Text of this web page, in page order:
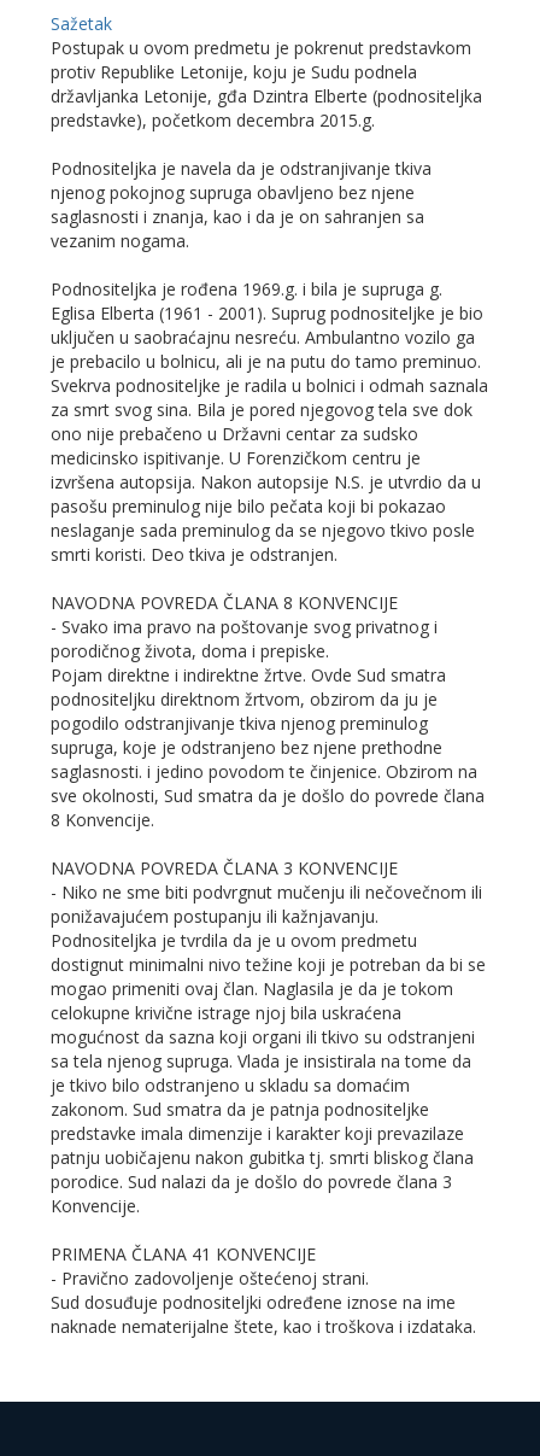
Sažetak
Postupak u ovom predmetu je pokrenut predstavkom
protiv Republike Letonije, koju je Sudu podnela
državljanka Letonije, gđa Dzintra Elberte (podnositeljka
predstavke), početkom decembra 2015.g.
Podnositeljka je navela da je odstranjivanje tkiva
njenog pokojnog supruga obavljeno bez njene
saglasnosti i znanja, kao i da je on sahranjen sa
vezanim nogama.
Podnositeljka je rođena 1969.g. i bila je supruga g.
Eglisa Elberta (1961 - 2001). Suprug podnositeljke je bio
uključen u saobraćajnu nesreću. Ambulantno vozilo ga
je prebacilo u bolnicu, ali je na putu do tamo preminuo.
Svekrva podnositeljke je radila u bolnici i odmah saznala
za smrt svog sina. Bila je pored njegovog tela sve dok
ono nije prebačeno u Državni centar za sudsko
medicinsko ispitivanje. U Forenzičkom centru je
izvršena autopsija. Nakon autopsije N.S. je utvrdio da u
pasošu preminulog nije bilo pečata koji bi pokazao
neslaganje sada preminulog da se njegovo tkivo posle
smrti koristi. Deo tkiva je odstranjen.
NAVODNA POVREDA ČLANA 8 KONVENCIJE
- Svako ima pravo na poštovanje svog privatnog i
porodičnog života, doma i prepiske.
Pojam direktne i indirektne žrtve. Ovde Sud smatra
podnositeljku direktnom žrtvom, obzirom da ju je
pogodilo odstranjivanje tkiva njenog preminulog
supruga, koje je odstranjeno bez njene prethodne
saglasnosti. i jedino povodom te činjenice. Obzirom na
sve okolnosti, Sud smatra da je došlo do povrede člana
8 Konvencije.
NAVODNA POVREDA ČLANA 3 KONVENCIJE
- Niko ne sme biti podvrgnut mučenju ili nečovečnom ili
ponižavajućem postupanju ili kažnjavanju.
Podnositeljka je tvrdila da je u ovom predmetu
dostignut minimalni nivo težine koji je potreban da bi se
mogao primeniti ovaj član. Naglasila je da je tokom
celokupne krivične istrage njoj bila uskraćena
mogućnost da sazna koji organi ili tkivo su odstranjeni
sa tela njenog supruga. Vlada je insistirala na tome da
je tkivo bilo odstranjeno u skladu sa domaćim
zakonom. Sud smatra da je patnja podnositeljke
predstavke imala dimenzije i karakter koji prevazilaze
patnju uobičajenu nakon gubitka tj. smrti bliskog člana
porodice. Sud nalazi da je došlo do povrede člana 3
Konvencije.
PRIMENA ČLANA 41 KONVENCIJE
- Pravično zadovoljenje oštećenoj strani.
Sud dosuđuje podnositeljki određene iznose na ime
naknade nematerijalne štete, kao i troškova i izdataka.